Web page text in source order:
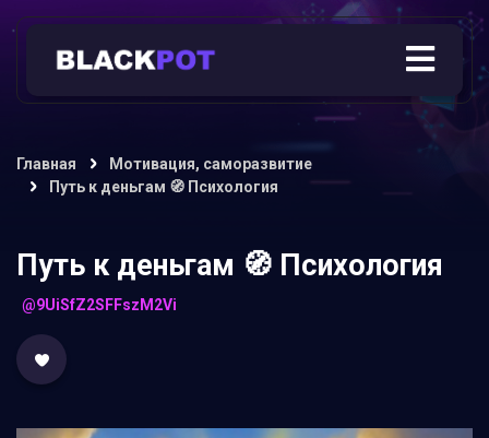
Главная
Мотивация, саморазвитие
Путь к деньгам 🧭 Психология
Путь к деньгам 🧭 Психология
@9UiSfZ2SFFszM2Vi